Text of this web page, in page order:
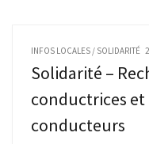
INFOS LOCALES / SOLIDARITÉ
Solidarité –
conductrices
conducteurs